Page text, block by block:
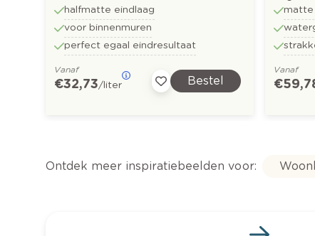
halfmatte eindlaag
voor binnenmuren
perfect egaal eindresultaat
Vanaf
€ 32,73/liter Bestel
matte
Vanaf
€
Ontdek meer inspiratiebeelden voor: